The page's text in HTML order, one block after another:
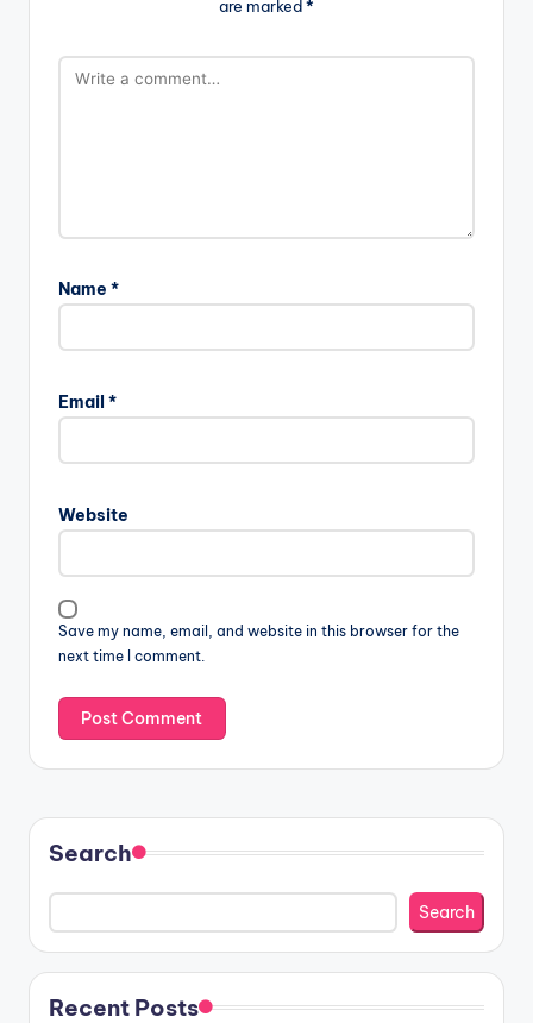
are marked*
Name *
Email *
Website
Save my name, email, and website in this browser for the
next time I comment.
Search
Search
Recent Posts